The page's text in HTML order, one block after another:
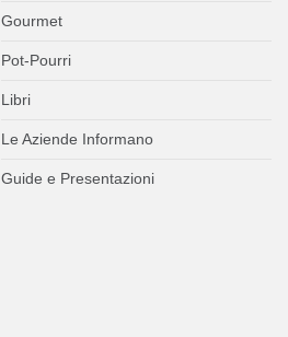
Gourmet
Pot-Pourri
Libri
Le Aziende Informano
Guide e Presentazioni